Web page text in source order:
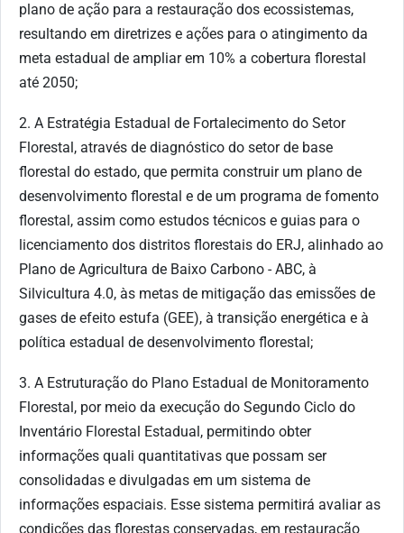
plano de ação para a restauração dos ecossistemas,
resultando em diretrizes e ações para o atingimento da
meta estadual de ampliar em 10% a cobertura florestal
até 2050;
2. A Estratégia Estadual de Fortalecimento do Setor
Florestal, através de diagnóstico do setor de base
florestal do estado, que permita construir um plano de
desenvolvimento florestal e de um programa de fomento
florestal, assim como estudos técnicos e guias para o
licenciamento dos distritos florestais do ERJ, alinhado ao
Plano de Agricultura de Baixo Carbono - ABC, à
Silvicultura 4.0, às metas de mitigação das emissões de
gases de efeito estufa (GEE), à transição energética e à
política estadual de desenvolvimento florestal;
3. A Estruturação do Plano Estadual de Monitoramento
Florestal, por meio da execução do Segundo Ciclo do
Inventário Florestal Estadual, permitindo obter
informações quali quantitativas que possam ser
consolidadas e divulgadas em um sistema de
informações espaciais. Esse sistema permitirá avaliar as
condições das florestas conservadas, em restauração